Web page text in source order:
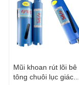
Mũi khoan rút lõi bê
tông chuôi lục giác